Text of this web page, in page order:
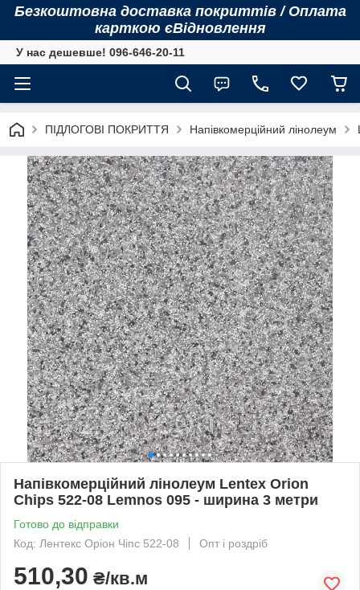
Безкоштовна доставка покриттів / Оплата
карткою єВідновлення
У нас дешевше! 096-646-20-11
ПІДЛОГОВІ ПОКРИТТЯ Напівкомерційний лінолеум
Напівкомерційний лінолеум Lentex Orion
Chips 522-08 Lemnos 095 - ширина 3 метри
Готово до відправки
Код: Лентекс Оріон Чіпс 522-08
Опт і роздріб
510,30 ₴/кв.м